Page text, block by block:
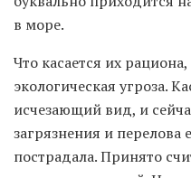
в море.
Что касается их
экологическая угроза.
исчезающий вид, и
загрязнения и перелова
пострадала. Принято